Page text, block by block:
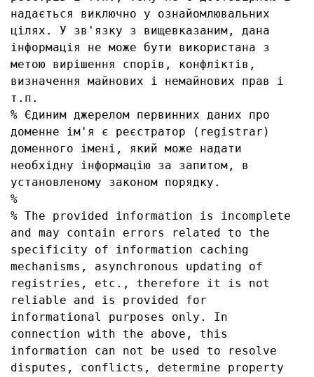
надається виключно у ознайомлювальних
цілях. У зв'язку з вищевказаним, дана
інформація не може бути використана з
метою вирішення спорів, конфліктів,
визначення майнових і немайнових прав і
т.п.
% Єдиним джерелом первинних даних про
доменне ім'я є реєстратор (registrar)
доменного імені, який може надати
необхідну інформацію за запитом, в
установленому законом порядку.
%
% The provided information is incomplete
and may contain errors related to the
specificity of information caching
mechanisms, asynchronous updating of
registries, etc., therefore it is not
reliable and is provided for
informational purposes only. In
connection with the above, this
information can not be used to resolve
disputes, conflicts, determine property